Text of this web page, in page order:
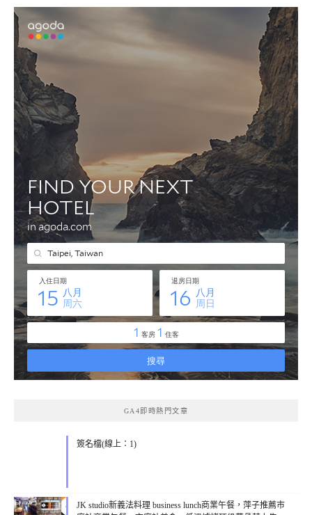
GA4即時熱門文章
簽名檔(線上：1)
JK studio新義法料理 business lunch商業午餐，萍子推薦市